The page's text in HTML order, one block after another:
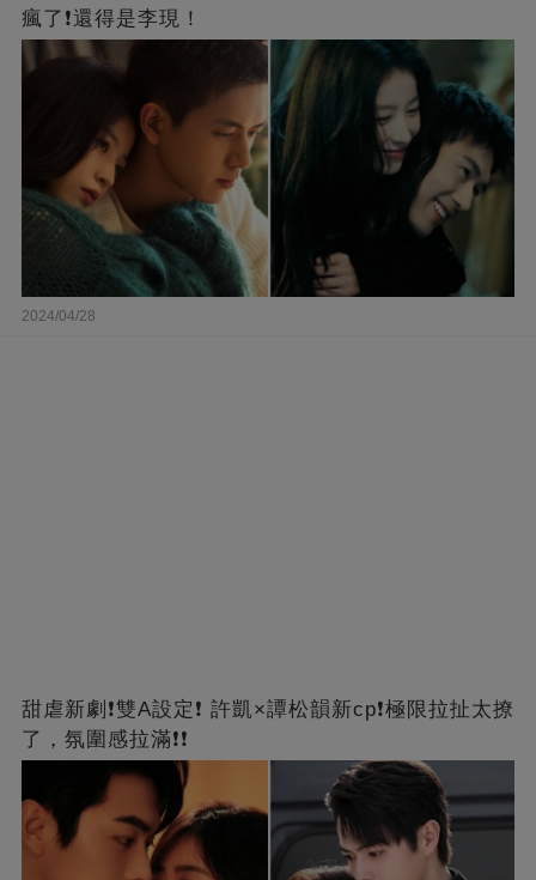
瘋了❗還得是李現！
2024/04/28
甜虐新劇❗雙A設定❗ 許凱×譚松韻新cp❗️極限拉扯太撩
了，氛圍感拉滿❗❗